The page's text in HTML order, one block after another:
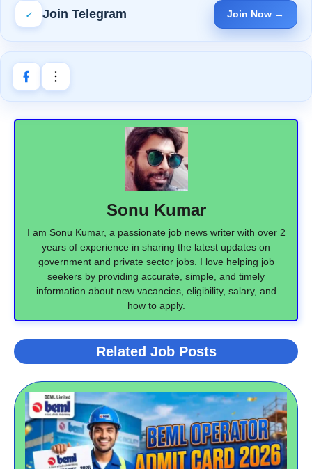
Join Telegram Join Now →
Sonu Kumar
I am Sonu Kumar, a passionate job news writer with over 2
years of experience in sharing the latest updates on
government and private sector jobs. I love helping job
seekers by providing accurate, simple, and timely
information about new vacancies, eligibility, salary, and
how to apply.
Related Job Posts